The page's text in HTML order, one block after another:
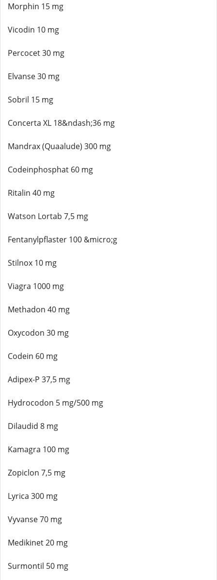
Morphin 15 mg
Vicodin 10 mg
Percocet 30 mg
Elvanse 30 mg
Sobril 15 mg
Concerta XL 18&ndash;36 mg
Mandrax (Quaalude) 300 mg
Codeinphosphat 60 mg
Ritalin 40 mg
Watson Lortab 7,5 mg
Fentanylpflaster 100 &micro;g
Stilnox 10 mg
Viagra 1000 mg
Methadon 40 mg
Oxycodon 30 mg
Codein 60 mg
Adipex-P 37,5 mg
Hydrocodon 5 mg/500 mg
Dilaudid 8 mg
Kamagra 100 mg
Zopiclon 7,5 mg
Lyrica 300 mg
Vyvanse 70 mg
Medikinet 20 mg
Surmontil 50 mg